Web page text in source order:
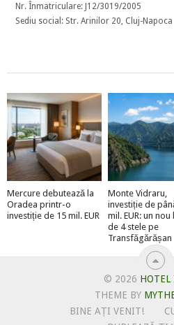
Nr. Înmatriculare: J12/3019/2005
Sediu social: Str. Arinilor 20, Cluj-Napoca
Mercure debutează la
Oradea printr-o
investiție de 15 mil. EUR
Monte Vidraru,
investiție de
mil. EUR: un nou
de 4 stele pe
Transfăgărășan
© 2026 HOTEL
THEME BY
BINE AȚI VENIT!